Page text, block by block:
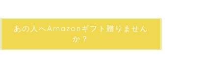
あの人へAmazonギフト贈りません
か？